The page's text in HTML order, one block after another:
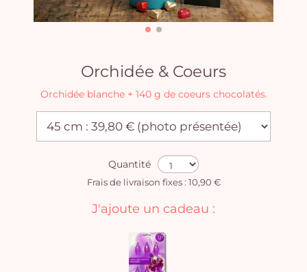
Orchidée & Coeurs
Orchidée blanche + 140 g de coeurs chocolatés.
Quantité
Frais de livraison fixes : 10,90 €
J'ajoute un cadeau :